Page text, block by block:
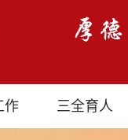
作 三全育人